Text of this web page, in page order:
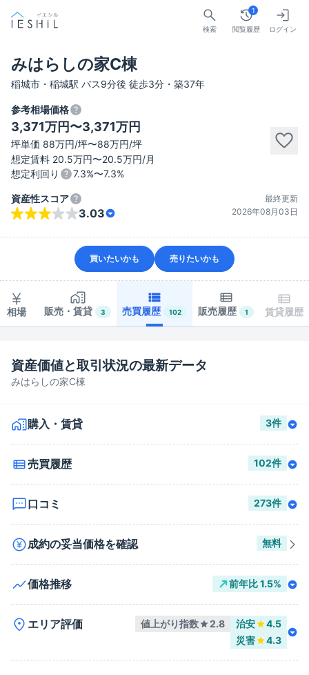
検索 閲覧履歴
1
ログイン
みはらしの家C棟
稲城市・稲城駅 バス9分後 徒歩3分・築37年
参考相場価格
3,371万円〜3,371万円
坪単価 88万円/坪〜88万円/坪
想定賃料 20.5万円〜20.5万円/月
想定利回り
7.3%〜7.3%
資産性スコア
3.03
最終更新
2026年08月03日
買いたいかも 売りたいかも
相場 販売・賃貸 3 売買履歴 102 販売履歴 1 賃貸履歴
みはらしの家C棟
資産価値と取引状況の最新データ
購入・賃貸 3件
売買履歴 102件
口コミ 273件
成約の妥当価格を確認 無料
価格推移 前年比1.5%
エリア評価 値上がり指数 2.8 治安
4.5
災害
4.3